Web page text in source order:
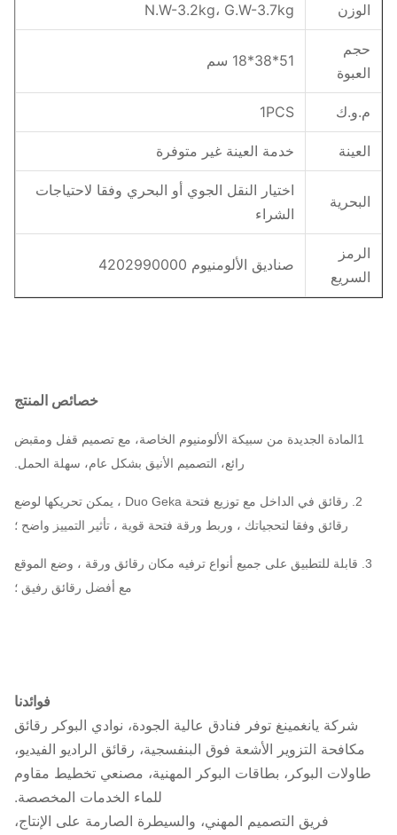
الوزن N.W-3.2kg، G.W-3.7kg
حجم
العبوة
51*38*18 سم
م.و.ك 1PCS
العينة خدمة العينة غير متوفرة
البحرية
اختيار النقل الجوي أو البحري وفقا لاحتياجات
الشراء
الرمز
السريع
صناديق الألومنيوم 4202990000
خصائص المنتج
1المادة الجديدة من سبيكة الألومنيوم الخاصة، مع تصميم قفل ومقبض
رائع، التصميم الأنيق بشكل عام، سهلة الحمل.
2. رقائق في الداخل مع توزيع فتحة Duo Geka ، يمكن تحريكها لوضع
رقائق وفقا لتحجياتك ، وربط ورقة فتحة قوية ، تأثير التمييز واضح ؛
3. قابلة للتطبيق على جميع أنواع ترفيه مكان رقائق ورقة ، وضع الموقع
مع أفضل رقائق رفيق ؛
فوائدنا
شركة يانغمينغ توفر فنادق عالية الجودة، نوادي البوكر رقائق
مكافحة التزوير الأشعة فوق البنفسجية، رقائق الراديو الفيديو،
طاولات البوكر، بطاقات البوكر المهنية، مصنعي تخطيط مقاوم
للماء الخدمات المخصصة.
فريق التصميم المهني، والسيطرة الصارمة على الإنتاج،